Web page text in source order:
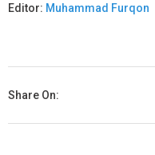
Editor: Muhammad Furqon
Share On: